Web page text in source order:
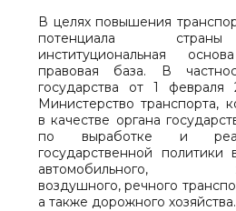
В целях повышения
потенциала
институциональная
правовая база. В
государства от 1 февраля
Министерство транспорта,
в качестве органа
по выработке и
государственной политики
автомобильного,
воздушного, речного
а также дорожного хозяйства.